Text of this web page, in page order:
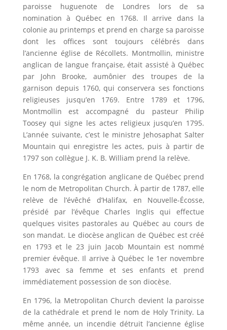
paroisse huguenote de Londres lors de sa
nomination à Québec en 1768. Il arrive dans la
colonie au printemps et prend en charge sa paroisse
dont les offices sont toujours célébrés dans
l’ancienne église de Récollets. Montmollin, ministre
anglican de langue française, était assisté à Québec
par John Brooke, aumônier des troupes de la
garnison depuis 1760, qui conservera ses fonctions
religieuses jusqu’en 1769. Entre 1789 et 1796,
Montmollin est accompagné du pasteur Philip
Toosey qui signe les actes religieux jusqu’en 1795.
L’année suivante, c’est le ministre Jehosaphat Salter
Mountain qui enregistre les actes, puis à partir de
1797 son collègue J. K. B. William prend la relève.
En 1768, la congrégation anglicane de Québec prend
le nom de Metropolitan Church. À partir de 1787, elle
relève de l’évêché d’Halifax, en Nouvelle-Écosse,
présidé par l’évêque Charles Inglis qui effectue
quelques visites pastorales au Québec au cours de
son mandat. Le diocèse anglican de Québec est créé
en 1793 et le 23 juin Jacob Mountain est nommé
premier évêque. Il arrive à Québec le 1er novembre
1793 avec sa femme et ses enfants et prend
immédiatement possession de son diocèse.
En 1796, la Metropolitan Church devient la paroisse
de la cathédrale et prend le nom de Holy Trinity. La
même année, un incendie détruit l’ancienne église